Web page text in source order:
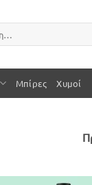
Μπίρες Χυμοί